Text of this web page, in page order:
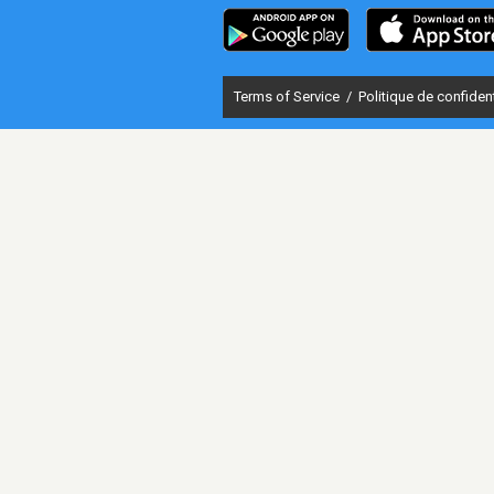
Terms of Service / Politique de